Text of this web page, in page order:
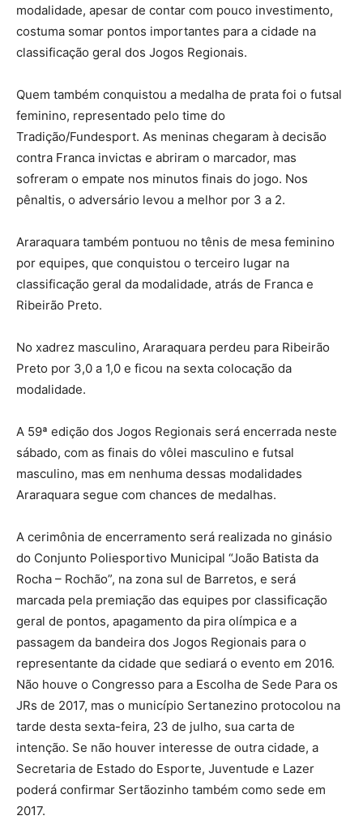
modalidade, apesar de contar com pouco investimento,
costuma somar pontos importantes para a cidade na
classificação geral dos Jogos Regionais.
Quem também conquistou a medalha de prata foi o futsal
feminino, representado pelo time do
Tradição/Fundesport. As meninas chegaram à decisão
contra Franca invictas e abriram o marcador, mas
sofreram o empate nos minutos finais do jogo. Nos
pênaltis, o adversário levou a melhor por 3 a 2.
Araraquara também pontuou no tênis de mesa feminino
por equipes, que conquistou o terceiro lugar na
classificação geral da modalidade, atrás de Franca e
Ribeirão Preto.
No xadrez masculino, Araraquara perdeu para Ribeirão
Preto por 3,0 a 1,0 e ficou na sexta colocação da
modalidade.
A 59ª edição dos Jogos Regionais será encerrada neste
sábado, com as finais do vôlei masculino e futsal
masculino, mas em nenhuma dessas modalidades
Araraquara segue com chances de medalhas.
A cerimônia de encerramento será realizada no ginásio
do Conjunto Poliesportivo Municipal “João Batista da
Rocha – Rochão”, na zona sul de Barretos, e será
marcada pela premiação das equipes por classificação
geral de pontos, apagamento da pira olímpica e a
passagem da bandeira dos Jogos Regionais para o
representante da cidade que sediará o evento em 2016.
Não houve o Congresso para a Escolha de Sede Para os
JRs de 2017, mas o município Sertanezino protocolou na
tarde desta sexta-feira, 23 de julho, sua carta de
intenção. Se não houver interesse de outra cidade, a
Secretaria de Estado do Esporte, Juventude e Lazer
poderá confirmar Sertãozinho também como sede em
2017.